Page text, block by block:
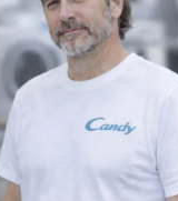
от 2800 ₽
от 3800 ₽
от 2200 ₽